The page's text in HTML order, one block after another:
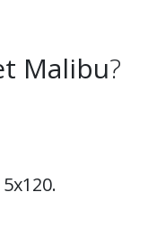
Malibu?